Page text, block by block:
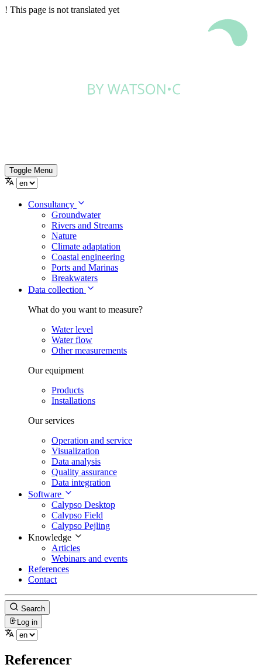
! This page is not translated yet
Toggle Menu
Consultancy
Groundwater
Rivers and Streams
Nature
Climate adaptation
Coastal engineering
Ports and Marinas
Breakwaters
Data collection
What do you want to measure?
Water level
Water flow
Other measurements
Our equipment
Products
Installations
Our services
Operation and service
Visualization
Data analysis
Quality assurance
Data integration
Software
Calypso Desktop
Calypso Field
Calypso Pejling
Knowledge
Articles
Webinars and events
References
Contact
Search
Log in
Referencer